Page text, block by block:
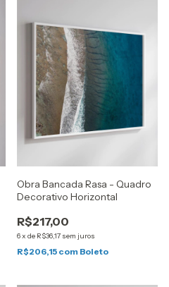
Obra Bancada Rasa - Quadro
Decorativo Horizontal
R$217,00
6x de R$36,17 sem juros
R$206,15 com Boleto